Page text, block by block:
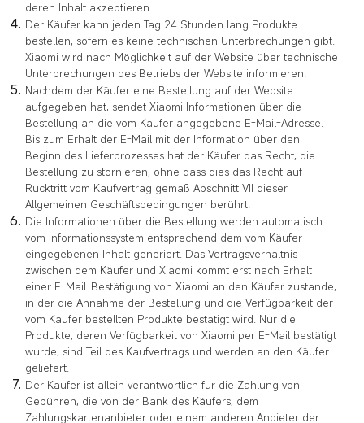
deren Inhalt akzeptieren.
Der Käufer kann jeden Tag 24 Stunden lang Produkte
bestellen, sofern es keine technischen Unterbrechungen gibt.
Xiaomi wird nach Möglichkeit auf der Website über technische
Unterbrechungen des Betriebs der Website informieren.
Nachdem der Käufer eine Bestellung auf der Website
aufgegeben hat, sendet Xiaomi Informationen über die
Bestellung an die vom Käufer angegebene E-Mail-Adresse.
Bis zum Erhalt der E-Mail mit der Information über den
Beginn des Lieferprozesses hat der Käufer das Recht, die
Bestellung zu stornieren, ohne dass dies das Recht auf
Rücktritt vom Kaufvertrag gemäß Abschnitt VII dieser
Allgemeinen Geschäftsbedingungen berührt.
Die Informationen über die Bestellung werden automatisch
vom Informationssystem entsprechend dem vom Käufer
eingegebenen Inhalt generiert. Das Vertragsverhältnis
zwischen dem Käufer und Xiaomi kommt erst nach Erhalt
einer E-Mail-Bestätigung von Xiaomi an den Käufer zustande,
in der die Annahme der Bestellung und die Verfügbarkeit der
vom Käufer bestellten Produkte bestätigt wird. Nur die
Produkte, deren Verfügbarkeit von Xiaomi per E-Mail bestätigt
wurde, sind Teil des Kaufvertrags und werden an den Käufer
geliefert.
Der Käufer ist allein verantwortlich für die Zahlung von
Gebühren, die von der Bank des Käufers, dem
Zahlungskartenanbieter oder einem anderen Anbieter der